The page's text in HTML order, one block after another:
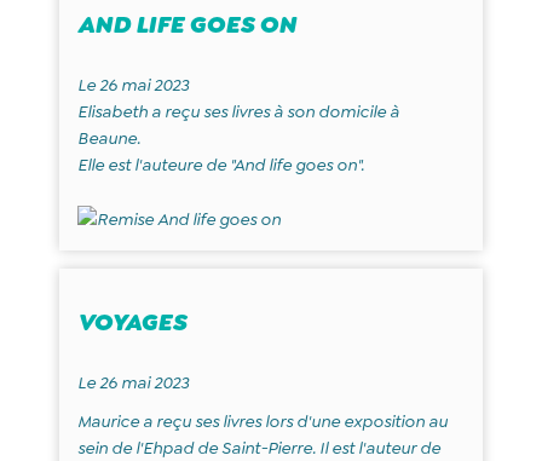
AND LIFE GOES ON
Le 26 mai 2023
Elisabeth a reçu ses livres à son domicile à
Beaune.
Elle est l'auteure de "And life goes on".
VOYAGES
Le 26 mai 2023
Maurice a reçu ses livres lors d'une exposition au
sein de l'Ehpad de Saint-Pierre. Il est l'auteur de